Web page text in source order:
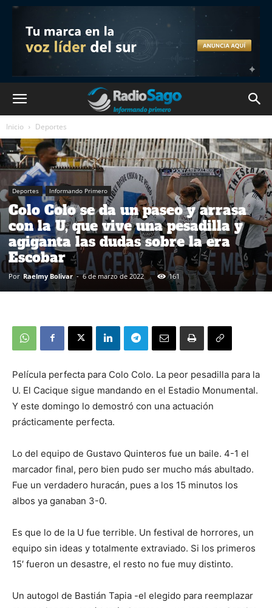
Inicio Deportes
Deportes Informando Primero
Colo Colo se da un paseo y arrasa
con la U, que vive una pesadilla y
agiganta las dudas sobre la era
Escobar
Por Raelmy Bolivar - 6 de marzo de 2022 161
Película perfecta para Colo Colo. La peor pesadilla para la
U. El Cacique sigue mandando en el Estadio Monumental.
Y este domingo lo demostró con una actuación
prácticamente perfecta.
Lo del equipo de Gustavo Quinteros fue un baile. 4-1 el
marcador final, pero bien pudo ser mucho más abultado.
Fue un verdadero huracán, pues a los 15 minutos los
albos ya ganaban 3-0.
Es que lo de la U fue terrible. Un festival de horrores, un
equipo sin ideas y totalmente extraviado. Si los primeros
15′ fueron un desastre, el resto no fue muy distinto.
Un autogol de Bastián Tapia -el elegido para reemplazar